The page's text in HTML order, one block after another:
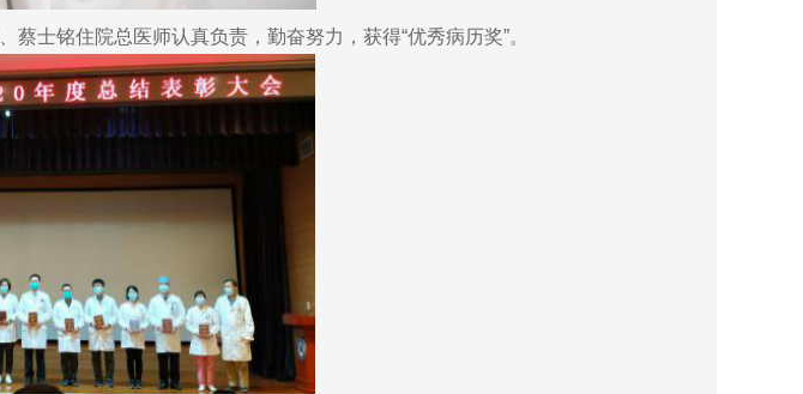
士铭住院总医师认真负责，勤奋努力，获得“优秀病历奖”。